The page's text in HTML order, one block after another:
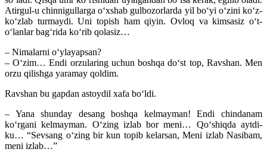
Atirgul-u chinnigullarga o‘xshab gulbozorlarda yil bo‘yi o‘zini ko‘z-
ko‘zlab turmaydi. Uni topish ham qiyin. Ovloq va kimsasiz o‘t-
o‘lanlar bag‘rida ko‘rib qolasiz…
– Nimalarni o‘ylayapsan?
– O‘zim… Endi orzularing uchun boshqa do‘st top, Ravshan. Men
orzu qilishga yaramay qoldim.
Ravshan bu gapdan astoydil xafa bo‘ldi.
– Yana shunday desang boshqa kelmayman! Endi chindanam
ko‘rgani kelmayman. O‘zing izlab bor meni… Qo‘shiqda aytdi-
ku… “Sevsang o‘zing bir kun topib kelarsan, Meni izlab Nasibam,
meni izlab…”